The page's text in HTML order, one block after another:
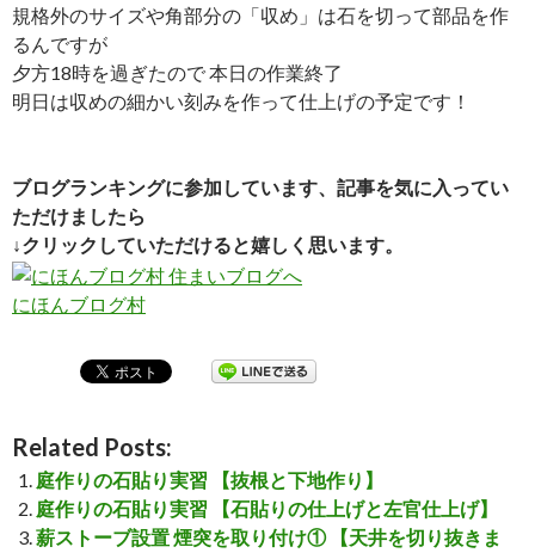
規格外のサイズや角部分の「収め」は石を切って部品を作
るんですが
夕方18時を過ぎたので 本日の作業終了
明日は収めの細かい刻みを作って仕上げの予定です！
ブログランキングに参加しています、記事を気に入ってい
ただけましたら
↓クリックしていただけると嬉しく思います。
にほんブログ村
Related Posts:
庭作りの石貼り実習 【抜根と下地作り】
庭作りの石貼り実習 【石貼りの仕上げと左官仕上げ】
薪ストーブ設置 煙突を取り付け① 【天井を切り抜きま